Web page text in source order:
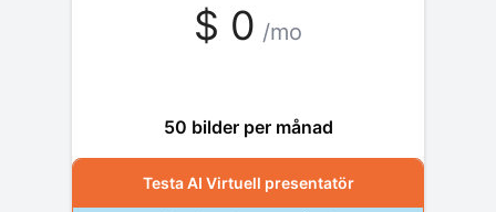
$ 0 /mo
50 bilder per månad
Testa AI Virtuell presentatör